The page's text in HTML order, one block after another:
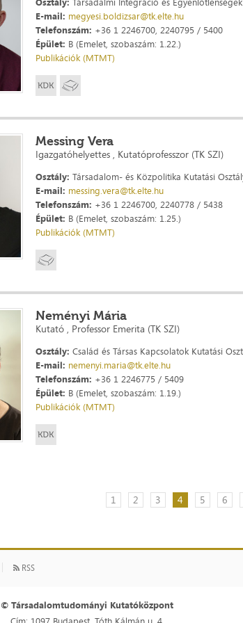
E-mail: megyesi.boldizsar@tk.elte.hu
Telefonszám: +36 1 2246700, 2240795 / 5400
Épület: B (Emelet, szobaszám: 1.22.)
Publikációk (MTMT)
Messing Vera
Igazgatóhelyettes , Kutatóprofesszor (TK SZI)
Osztály: Társadalom- és Közpolitika Kutatási
E-mail: messing.vera@tk.elte.hu
Telefonszám: +36 1 2246700, 2240778 / 5438
Épület: B (Emelet, szobaszám: 1.25.)
Publikációk (MTMT)
Neményi Mária
Kutató , Professor Emerita (TK SZI)
Osztály: Család és Társas Kapcsolatok Kutatási
E-mail: nemenyi.maria@tk.elte.hu
Telefonszám: +36 1 2246775 / 5409
Épület: B (Emelet, szobaszám: 1.19.)
Publikációk (MTMT)
1 2 3 4 5 6
RSS
© Társadalomtudományi Kutatóközpont